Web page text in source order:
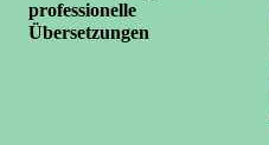
professionelle
Übersetzungen